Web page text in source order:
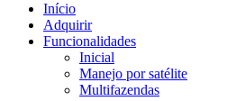
Início
Adquirir
Funcionalidades
Inicial
Manejo por satélite
Multifazendas